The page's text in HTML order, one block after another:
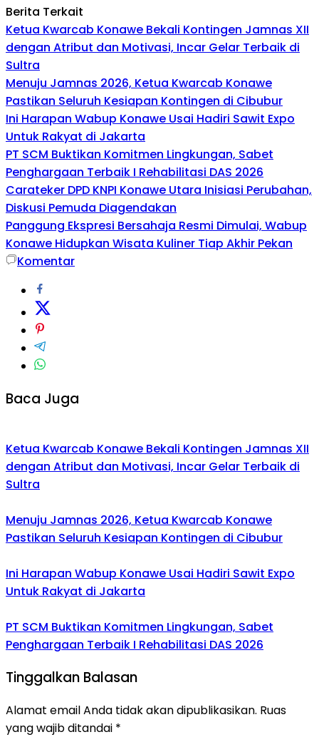
Berita Terkait
Ketua Kwarcab Konawe Bekali Kontingen Jamnas XII
dengan Atribut dan Motivasi, Incar Gelar Terbaik di
Sultra
Menuju Jamnas 2026, Ketua Kwarcab Konawe
Pastikan Seluruh Kesiapan Kontingen di Cibubur
Ini Harapan Wabup Konawe Usai Hadiri Sawit Expo
Untuk Rakyat di Jakarta
PT SCM Buktikan Komitmen Lingkungan, Sabet
Penghargaan Terbaik I Rehabilitasi DAS 2026
Carateker DPD KNPI Konawe Utara Inisiasi Perubahan,
Diskusi Pemuda Diagendakan
Panggung Ekspresi Bersahaja Resmi Dimulai, Wabup
Konawe Hidupkan Wisata Kuliner Tiap Akhir Pekan
Komentar
Baca Juga
Ketua Kwarcab Konawe Bekali Kontingen Jamnas XII
dengan Atribut dan Motivasi, Incar Gelar Terbaik di
Sultra
Menuju Jamnas 2026, Ketua Kwarcab Konawe
Pastikan Seluruh Kesiapan Kontingen di Cibubur
Ini Harapan Wabup Konawe Usai Hadiri Sawit Expo
Untuk Rakyat di Jakarta
PT SCM Buktikan Komitmen Lingkungan, Sabet
Penghargaan Terbaik I Rehabilitasi DAS 2026
Tinggalkan Balasan
Alamat email Anda tidak akan dipublikasikan. Ruas
yang wajib ditandai *